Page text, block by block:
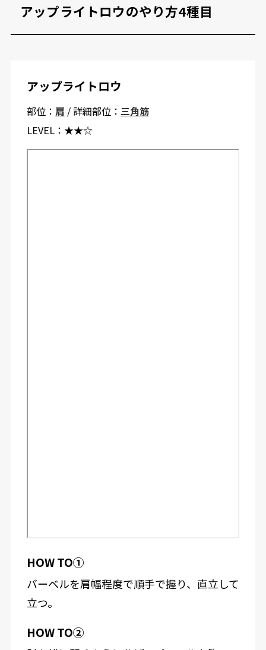
アップライトロウのやり方4種目
アップライトロウ
部位： 肩 / 詳細部位： 三角筋
LEVEL： ★★☆
HOW TO①
バーベルを肩幅程度で順手で握り、直立して
立つ。
HOW TO②